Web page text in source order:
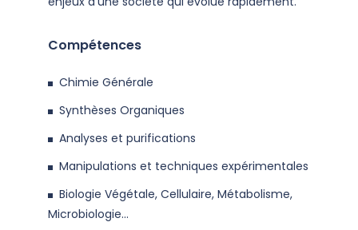
Compétences
Chimie Générale
Synthèses Organiques
Analyses et purifications
Manipulations et techniques expérimentales
Biologie Végétale, Cellulaire, Métabolisme,
Microbiologie...